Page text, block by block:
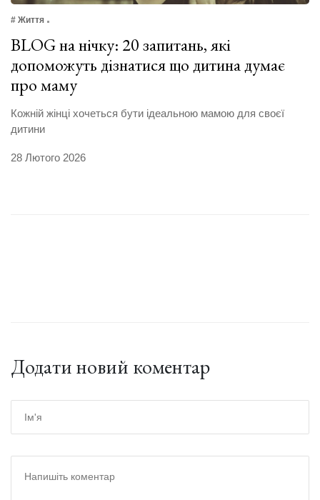
# Життя
BLOG на нічку: 20 запитань, які
допоможуть дізнатися що дитина думає
про маму
Кожній жінці хочеться бути ідеальною мамою для своєї
дитини
28 Лютого 2026
Додати новий коментар